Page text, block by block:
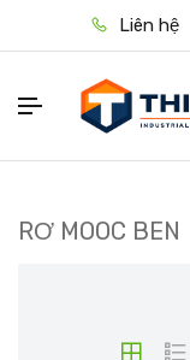
Liên hệ
RƠ MOOC BEN